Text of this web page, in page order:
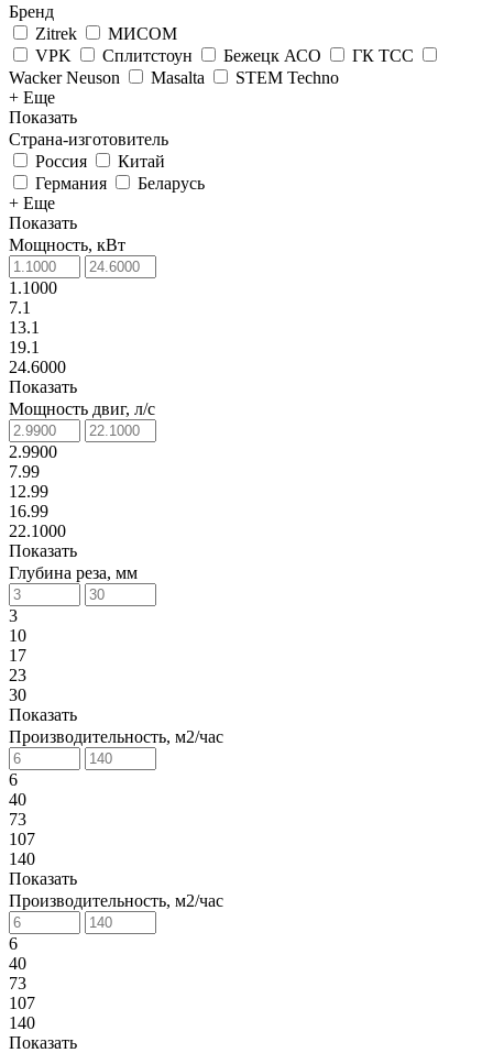
Бренд
Zitrek
МИСОМ
VPK
Сплитстоун Бежецк АСО
ГК ТСС
Wacker Neuson
Masalta
STEM Techno
+ Еще
Показать
Страна-изготовитель
Россия
Китай
Германия
Беларусь
+ Еще
Показать
Мощность, кВт
1.1000
7.1
13.1
19.1
24.6000
Показать
Мощность двиг, л/с
2.9900
7.99
12.99
16.99
22.1000
Показать
Глубина реза, мм
3
10
17
23
30
Показать
Производительность, м2/час
6
40
73
107
140
Показать
Производительность, м2/час
6
40
73
107
140
Показать